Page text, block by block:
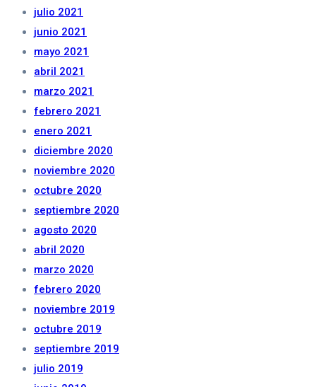
julio 2021
junio 2021
mayo 2021
abril 2021
marzo 2021
febrero 2021
enero 2021
diciembre 2020
noviembre 2020
octubre 2020
septiembre 2020
agosto 2020
abril 2020
marzo 2020
febrero 2020
noviembre 2019
octubre 2019
septiembre 2019
julio 2019